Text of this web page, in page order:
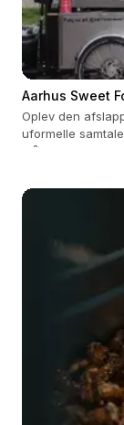
Aarhus Sweet
Oplev den
uformelle
måltid.